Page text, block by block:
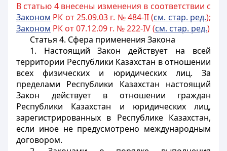
В статью 4 внесены изменения в соответствии с
Законом РК от 25.09.03 г. № 484-II (см. стар. ред.);
Законом РК от 07.12.09 г. № 222-IV (см. стар. ред.)
Статья 4. Сфера применения Закона
1. Настоящий Закон действует на всей
территории Республики Казахстан в отношении
всех физических и юридических лиц. За
пределами Республики Казахстан настоящий
Закон действует в отношении граждан
Республики Казахстан и юридических лиц,
зарегистрированных в Республике Казахстан,
если иное не предусмотрено международным
договором.